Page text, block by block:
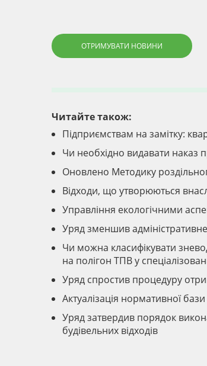
ОТРИМУВАТИ НОВИНИ
Читайте також:
Підприємствам на замітку:
Чи необхідно видавати наказ
Оновлено Методику
Відходи, що утворюються
Управління екологічними
Уряд зменшив
Чи можна класифікувати
на полігон ТПВ у
Уряд спростив процедуру
Актуалізація нормативної
Уряд затвердив порядок
будівельних відходів